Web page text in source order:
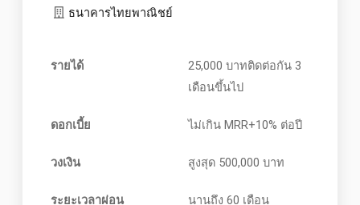
ธนาคารไทยพาณิชย์
รายได้
25,000 บาทติดต่อกัน 3
เดือนขึ้นไป
ดอกเบี้ย ไม่เกิน MRR+10% ต่อปี
วงเงิน สูงสุด 500,000 บาท
ระยะเวลาผ่อน นานถึง 60 เดือน